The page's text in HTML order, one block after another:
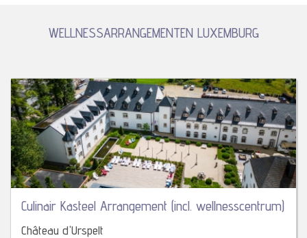
WELLNESSARRANGEMENTEN LUXEMBURG
Culinair Kasteel Arrangement (incl. wellnesscentrum)
Château d'Urspelt